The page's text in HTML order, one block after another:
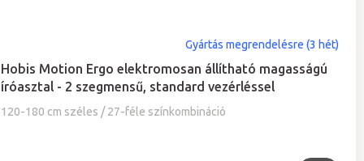
Hobis Motion Ergo elektromosan állítható magasságú
íróasztal - 2 szegmensű, standard vezérléssel
120-180 cm széles / 27-féle színkombináció
termék
átlagos
értékelése
5-
Gyártás megrendelésre (3 hét)